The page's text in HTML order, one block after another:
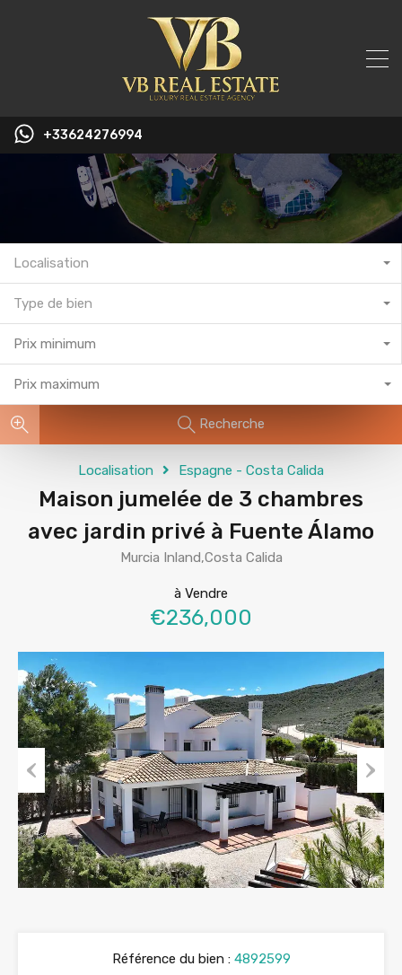
+33624276994
Localisation
Type de bien
Prix minimum
Prix maximum
Recherche
Localisation Espagne - Costa Calida
Maison jumelée de 3 chambres
avec jardin privé à Fuente Álamo
Murcia Inland,Costa Calida
à Vendre
€236,000
Previous Next
Référence du bien :4892599